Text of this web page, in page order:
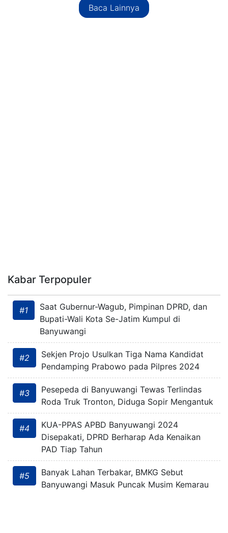
Baca Lainnya
Kabar Terpopuler
#1
Saat Gubernur-Wagub, Pimpinan DPRD, dan
Bupati-Wali Kota Se-Jatim Kumpul di
Banyuwangi
#2
Sekjen Projo Usulkan Tiga Nama Kandidat
Pendamping Prabowo pada Pilpres 2024
#3
Pesepeda di Banyuwangi Tewas Terlindas
Roda Truk Tronton, Diduga Sopir Mengantuk
#4
KUA-PPAS APBD Banyuwangi 2024
Disepakati, DPRD Berharap Ada Kenaikan
PAD Tiap Tahun
#5
Banyak Lahan Terbakar, BMKG Sebut
Banyuwangi Masuk Puncak Musim Kemarau